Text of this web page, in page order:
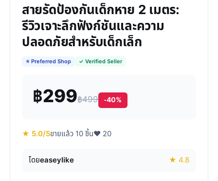
สายรัดป้องกันเด็กหาย 2 เมตร:
รีวิวเจาะลึกฟังก์ชันและความ
ปลอดภัยสำหรับเด็กเล็ก
⭐ Preferred Shop ✓ Verified Seller
฿299฿499 -40%
★ 5.0/5ขายแล้ว 10 ชิ้น♥ 20
โดยeaseylike ★ 4.8